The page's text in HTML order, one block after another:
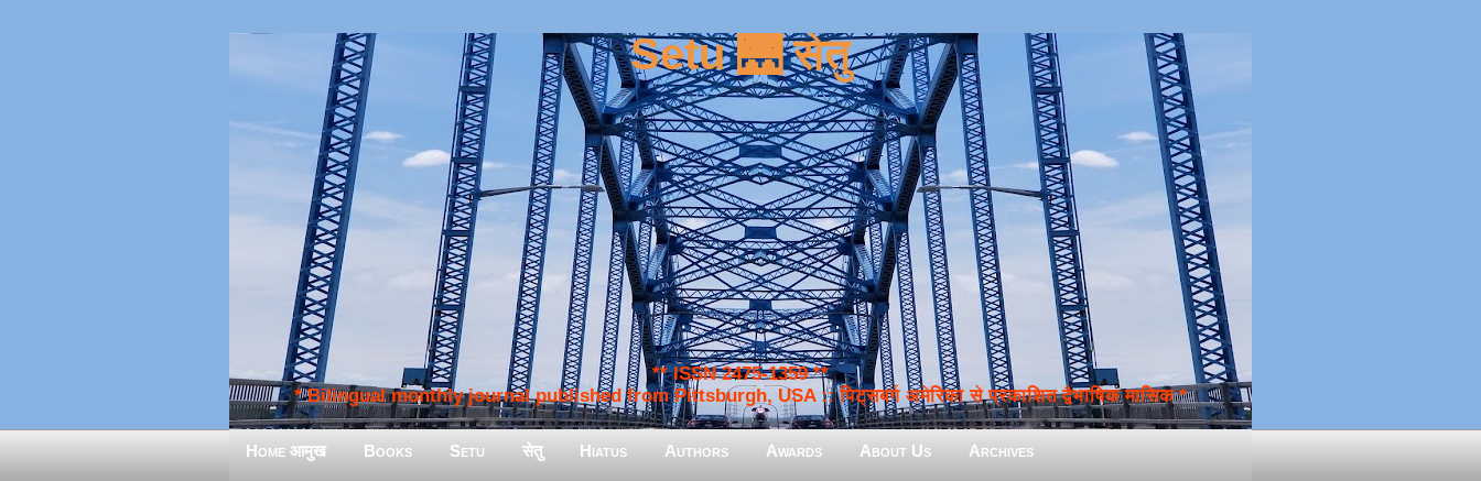
Setu 🌉 सेतु
** ISSN 2475-1359 **
* Bilingual monthly journal published from Pittsburgh, USA :: पिट्सबर्ग अमेरिका से प्रकाशित द्वैभाषिक मासिक *
Home आमुख Books Setu सेतु Hiatus Authors Awards About Us Archives